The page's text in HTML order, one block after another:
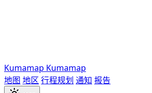
Kumamap Kumamap
地图 地区 行程规划 通知 报告